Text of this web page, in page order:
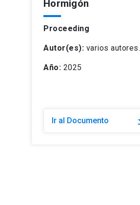
Hormigón
Proceeding
Autor(es): varios autores.
Año: 2025
Ir al Documento